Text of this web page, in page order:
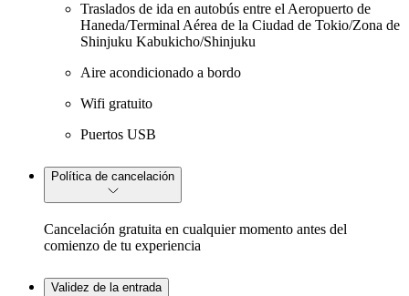
Traslados de ida en autobús entre el Aeropuerto de
Haneda/Terminal Aérea de la Ciudad de Tokio/Zona de
Shinjuku Kabukicho/Shinjuku
Aire acondicionado a bordo
Wifi gratuito
Puertos USB
Política de cancelación
Cancelación gratuita en cualquier momento antes del
comienzo de tu experiencia
Validez de la entrada